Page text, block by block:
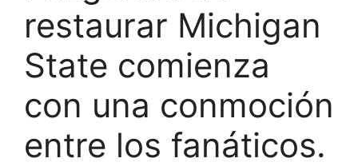
restaurar Michigan
State comienza
con una conmoción
entre los fanáticos.